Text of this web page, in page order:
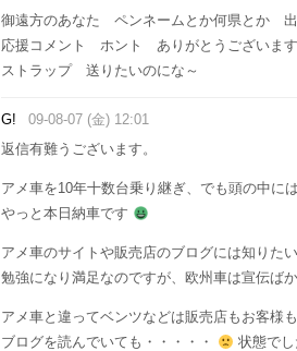
御遠方のあなた ペンネームとか何県とか
応援コメント ホント ありがとうございます
ストラップ 送りたいのにな～
G!
09-08-07 (金) 12:01
返信有難うございます。
アメ車を10年十数台乗り継ぎ、でも頭の中に
やっと本日納車です
アメ車のサイトや販売店のブログには知りた
勉強になり満足なのですが、欧州車は宣伝ば
アメ車と違ってベンツなどは販売店もお客様
ブログを読んでいても・・・・・
状態でし